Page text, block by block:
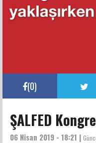
(0)
ŞALFED
06 Nisan 2019 - 18:21 |